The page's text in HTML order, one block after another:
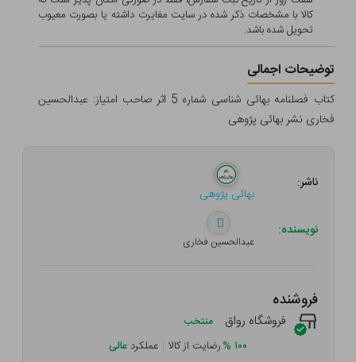
کالا با مشخصات ذکر شده در سایت مغایرت داشته یا بصورت معيوب
تحویل شده باشد.
توضیحات اجمالی
کتاب فصلنامه بهائی شناسی شماره 5 اثر صاحب امتیاز: عبدالحسین
فخاری نشر بهائی پژوهی
ناشر:
بهائی پژوهی
نویسنده:
عبدالحسین فخاری
فروشنده
فروشگاه رواق منتخب
۱۰۰ %رضایت از کالا | عملکرد عالی